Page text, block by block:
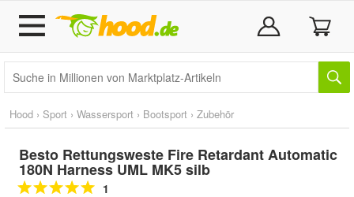
Hood › Sport › Wassersport › Bootsport › Zubehör
Besto Rettungsweste Fire Retardant Automatic
180N Harness UML MK5 silb
1